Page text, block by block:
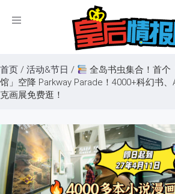
Toggle
首页 / 活动&节日 /
全岛书虫集合！首个
馆」空降 Parkway Parade！4000+科幻书
克画展免费逛！